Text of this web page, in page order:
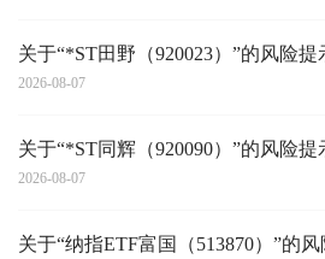
关于“*ST田野（920023）”的风险提
2026-08-07
关于“*ST同辉（920090）”的风险提
2026-08-07
关于“纳指ETF富国（513870）”的